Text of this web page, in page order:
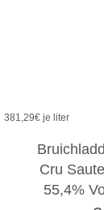
381,29€ je liter
Cru
55,4%